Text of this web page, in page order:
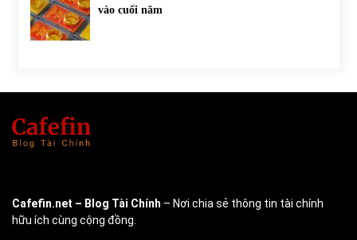
vào cuối năm
Cafefin.net – Blog Tài Chính – Nơi chia sẻ thông tin tài chính
hữu ích cùng cộng đồng.